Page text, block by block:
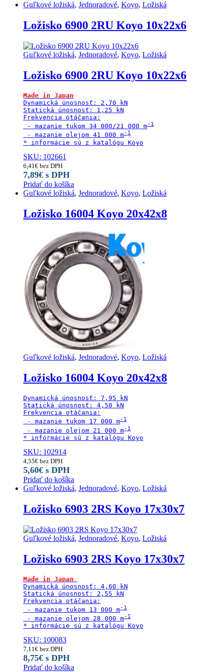
Guľkové ložiská, Jednoradové, Koyo, Ložiská
Ložisko 6900 2RU Koyo 10x22x6
Guľkové ložiská, Jednoradové, Koyo, Ložiská
Ložisko 6900 2RU Koyo 10x22x6
Made in Japan
Dynamická únosnosť: 2,70 kN
Statická únosnosť: 1,25 kN
Frekvencia otáčania:
- mazanie tukom 34 000/21 000 m
- mazanie olejom 41 000 m
* informácie sú z katalógu Koyo
SKU: 102661
6,41 € bez DPH
7,89€ s DPH
Pridať do košíka
Guľkové ložiská, Jednoradové, Koyo, Ložiská
Ložisko 16004 Koyo 20x42x8
Guľkové ložiská, Jednoradové, Koyo, Ložiská
Ložisko 16004 Koyo 20x42x8
Dynamická únosnosť: 7,95 kN
Statická únosnosť: 4,50 kN
Frekvencia otáčania:
- mazanie tukom 17 000 m
- mazanie olejom 21 000 m
* informácie sú z katalógu Koyo
SKU: 102914
4,55€ bez DPH
5,60€ s DPH
Pridať do košíka
Guľkové ložiská, Jednoradové, Koyo, Ložiská
Ložisko 6903 2RS Koyo 17x30x7
Guľkové ložiská, Jednoradové, Koyo, Ložiská
Ložisko 6903 2RS Koyo 17x30x7
Made in Japan
Dynamická únosnosť: 4,60 kN
Statická únosnosť: 2,55 kN
Frekvencia otáčania:
- mazanie tukom 13 000 m
- mazanie olejom 28 000 m
* informácie sú z katalógu Koyo
SKU: 100083
7,11€ bez DPH
8,75€ s DPH
Pridať do košíka